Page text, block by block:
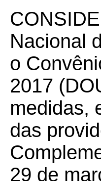
Nacional
o
2017
medidas,
das
29 de